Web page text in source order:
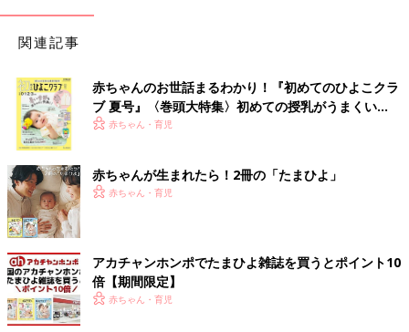
関連記事
赤ちゃんのお世話まるわかり！『初めてのひよこクラ
ブ 夏号』〈巻頭大特集〉初めての授乳がうまくい
く！ おっぱい・ミルクの基本と夏のトラブル 解決テ
赤ちゃん・育児
赤ちゃんが生まれたら！2冊の「たまひよ」
赤ちゃん・育児
アカチャンホンポでたまひよ雑誌を買うとポイント10
倍【期間限定】
赤ちゃん・育児